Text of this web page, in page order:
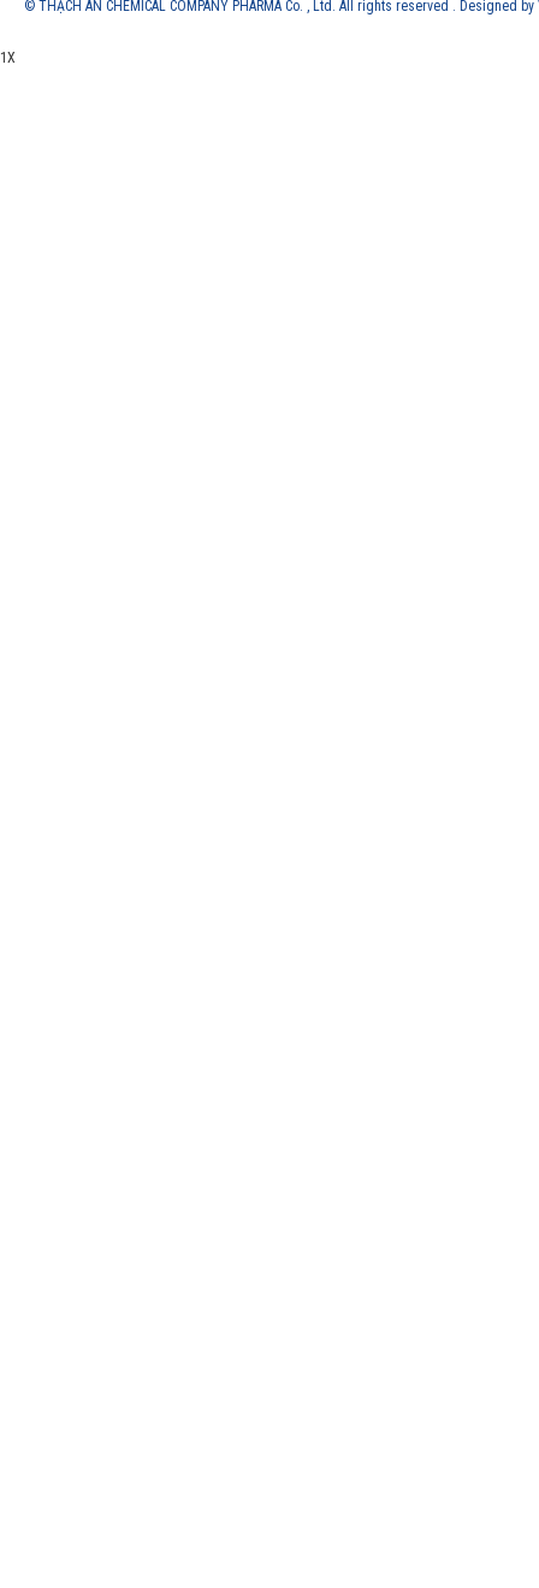
© THẠCH AN CHEMICAL COMPANY PHARMA Co. , Ltd. All rights reserved . Designed by
1X